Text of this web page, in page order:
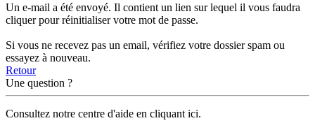
Un e-mail a été envoyé. Il contient un lien sur lequel il vous faudra
cliquer pour réinitialiser votre mot de passe.
Si vous ne recevez pas un email, vérifiez votre dossier spam ou
essayez à nouveau.
Retour
Une question ?
Consultez notre centre d'aide en cliquant ici.